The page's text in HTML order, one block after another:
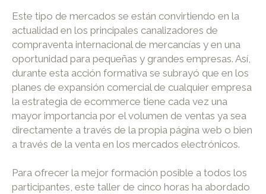
Este tipo de mercados se están convirtiendo en la
actualidad en los principales canalizadores de
compraventa internacional de mercancías y en una
oportunidad para pequeñas y grandes empresas. Así,
durante esta acción formativa se subrayó que en los
planes de expansión comercial de cualquier empresa
la estrategia de ecommerce tiene cada vez una
mayor importancia por el volumen de ventas ya sea
directamente a través de la propia página web o bien
a través de la venta en los mercados electrónicos.
Para ofrecer la mejor formación posible a todos los
participantes, este taller de cinco horas ha abordado